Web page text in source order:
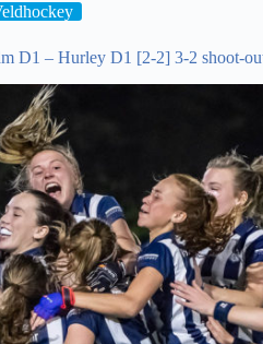
D1 – Hurley D1 [2-2] 3-2 shoot-